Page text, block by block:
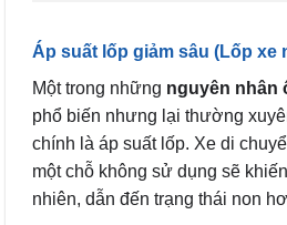
Áp suất lốp giảm sâu (Lốp xe
Một trong những nguyên nhân
phổ biến nhưng lại thường
chính là áp suất lốp. Xe di
một chỗ không sử dụng sẽ
nhiên, dẫn đến trạng thái non